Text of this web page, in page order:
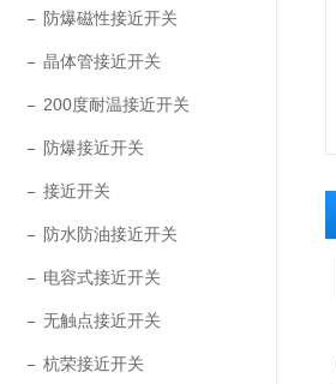
防爆磁性接近开关
晶体管接近开关
200度耐温接近开关
防爆接近开关
接近开关
防水防油接近开关
电容式接近开关
无触点接近开关
杭荣接近开关